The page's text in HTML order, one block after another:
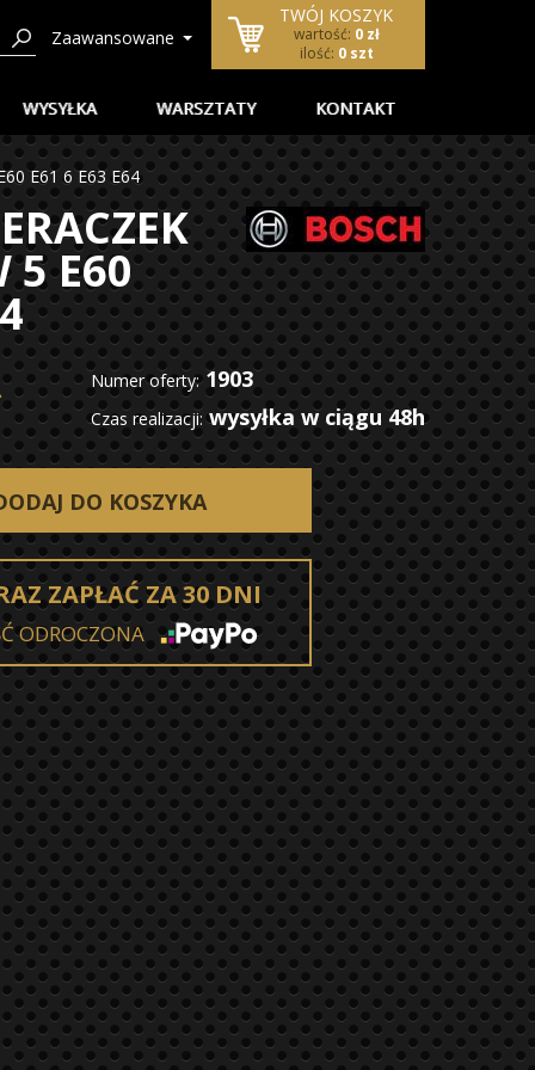
Zaawansowane
TWÓJ KOSZYK
wartość: 0 zł
ilość: 0 szt
WYSYŁKA WARSZTATY KONTAKT
E61 6 E63 E64
5 E60
Numer oferty: 1903
Czas realizacji: wysyłka w ciągu 48h
DO KOSZYKA
ZAPŁAĆ ZA 30 DNI
ODROCZONA